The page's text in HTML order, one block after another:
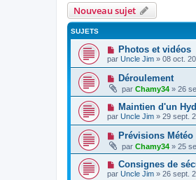
Nouveau sujet
SUJETS
Photos et vidéos
par Uncle Jim » 08 oct.
Déroulement
par Chamy34 » 26
Maintien d'un
par Uncle Jim » 29 sept.
Prévisions Météo
par Chamy34 » 25
Consignes de
par Uncle Jim » 26 sept.